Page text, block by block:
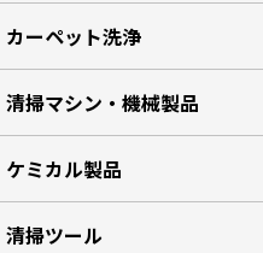
カーペット洗浄
清掃マシン・機械製品
ケミカル製品
清掃ツール